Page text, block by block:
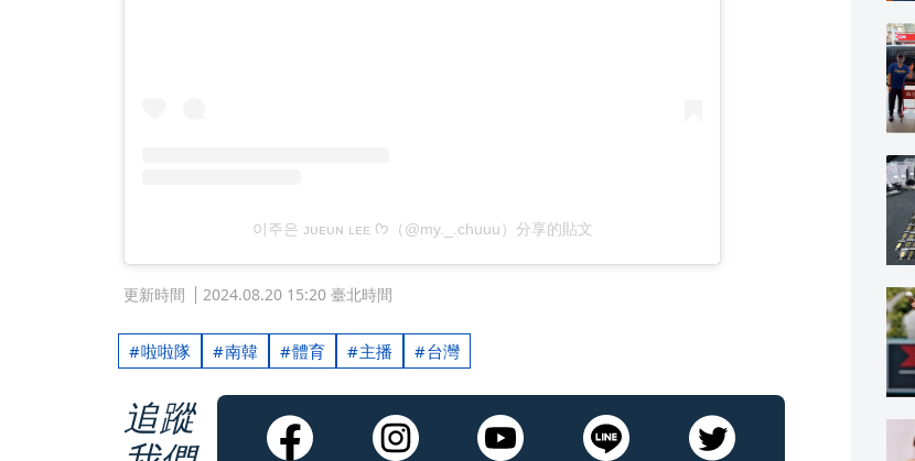
이주은 ᴊᴜᴇᴜɴ ʟᴇᴇ ᡣ𐭩（@my._.chuuu）分享的貼文
更新時間 2024.08.20 15:20 臺北時間
啦啦隊 南韓 體育 主播 台灣
追蹤